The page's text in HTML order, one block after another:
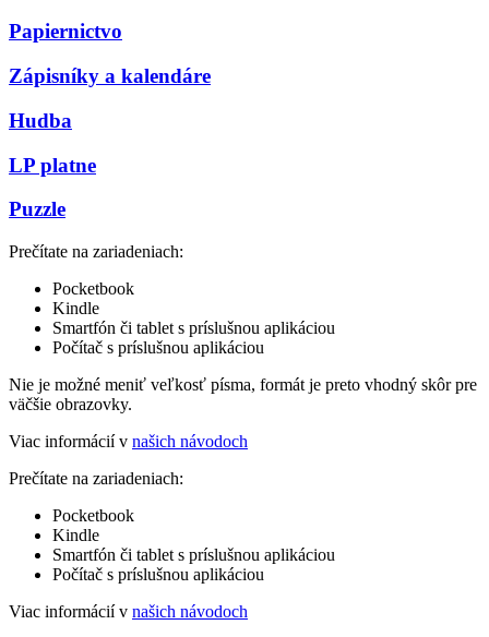
Papiernictvo
Zápisníky a kalendáre
Hudba
LP platne
Puzzle
Prečítate na zariadeniach:
Pocketbook
Kindle
Smartfón či tablet s príslušnou aplikáciou
Počítač s príslušnou aplikáciou
Nie je možné meniť veľkosť písma, formát je preto vhodný skôr pre
väčšie obrazovky.
Viac informácií v našich návodoch
Prečítate na zariadeniach:
Pocketbook
Kindle
Smartfón či tablet s príslušnou aplikáciou
Počítač s príslušnou aplikáciou
Viac informácií v našich návodoch